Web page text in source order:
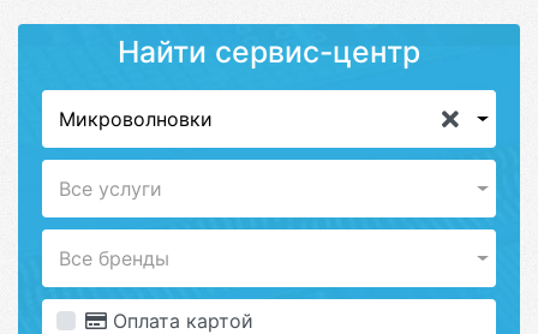
Найти сервис-центр
Микроволновки
Все услуги
Все бренды
Оплата картой